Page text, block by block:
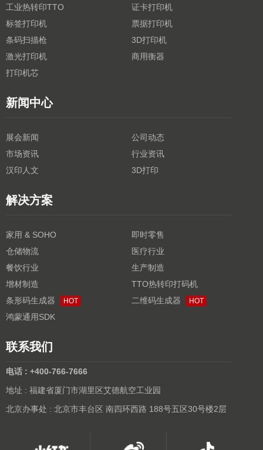
工业热转印TTO
证卡打印机
标签打印机
票据打印机
条码扫描枪
3D打印机
激光打印机
商用衡器
打印机芯
新闻中心
展会新闻
公司动态
市场资讯
行业资讯
汉印人文
3D打印
解决方案
家用 & SOHO
即时零售
仓储物流
医疗行业
餐饮行业
生产制造
增材制造
TTO热转印打码机
条形码生成器
HOT 二维码生成器 HOT
鸿蒙通用SDK
联系我们
电话 : +400-766-7666
地址 : 福建省厦门市湖里区艾德航空工业园
北京办事处 : 北京市丰台区 南四环西路 188号五区30号楼2层